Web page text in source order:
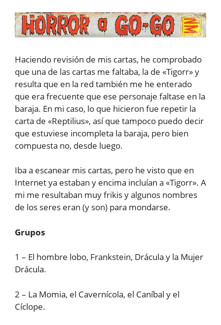
Haciendo revisión de mis cartas, he comprobado
que una de las cartas me faltaba, la de «Tigorr» y
resulta que en la red también me he enterado
que era frecuente que ese personaje faltase en la
baraja. En mi caso, lo que hicieron fue repetir la
carta de «Reptilius», así que tampoco puedo decir
que estuviese incompleta la baraja, pero bien
compuesta no, desde luego.
Iba a escanear mis cartas, pero he visto que en
Internet ya estaban y encima incluían a «Tigorr». A
mi me resultaban muy frikis y algunos nombres
de los seres eran (y son) para mondarse.
Grupos
1 – El hombre lobo, Frankstein, Drácula y la Mujer
Drácula.
2 – La Momia, el Cavernícola, el Caníbal y el
Cíclope.